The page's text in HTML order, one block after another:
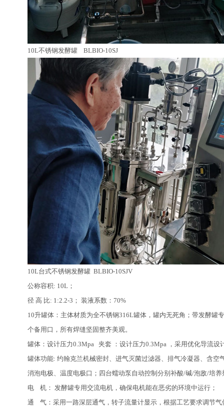
10L不锈钢发酵罐 BLBIO-10SJ
10L台式不锈钢发酵罐 BLBIO-10SJV
公称容积: 10L；
径 高 比: 1:2.2-3； 装液系数：70%
10升罐体：主体材质为全不锈钢316L罐体，罐内无死角；带发酵罐
个备用口，所有焊缝坚固整齐美观。
罐体：设计压力0.3Mpa 夹套 ：设计压力0.3Mpa ，采用优化导流设
罐体功能: 约翰克兰机械密封、进气灭菌过滤器、排气冷凝器、含
消泡电极、温度电极口；四台蠕动泵自动控制分别补酸/碱/泡敌/培养
电 机： 发酵罐专用交流电机，确保电机能在恶劣的环境中运行；
通 气：采用一路深层通气，转子流量计显示，根据工艺要求调节